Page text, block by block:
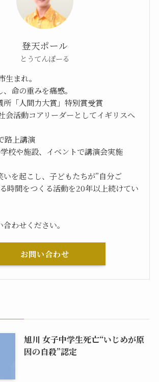
登天ポール
とうてんぽーる
生まれ。
、命の重みを痛感。
所「人間力大賞」特別賞受賞
会活動コアリーダーとしてイギリスへ
路上講演
校や施設、イベントで講演会実施
いを起こし、子どもたちが”自分ご
時間をつくる活動を20年以上続けてい
わせください。
お問い合わせ
旭川 女子中学生死亡“いじめが原
因の自殺”認定